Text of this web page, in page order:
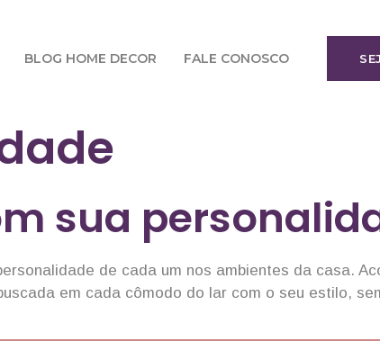
BLOG HOME DECOR FALE CONOSCO
sua
de cada um nos ambientes da casa.
em cada cômodo do lar com o seu estilo,